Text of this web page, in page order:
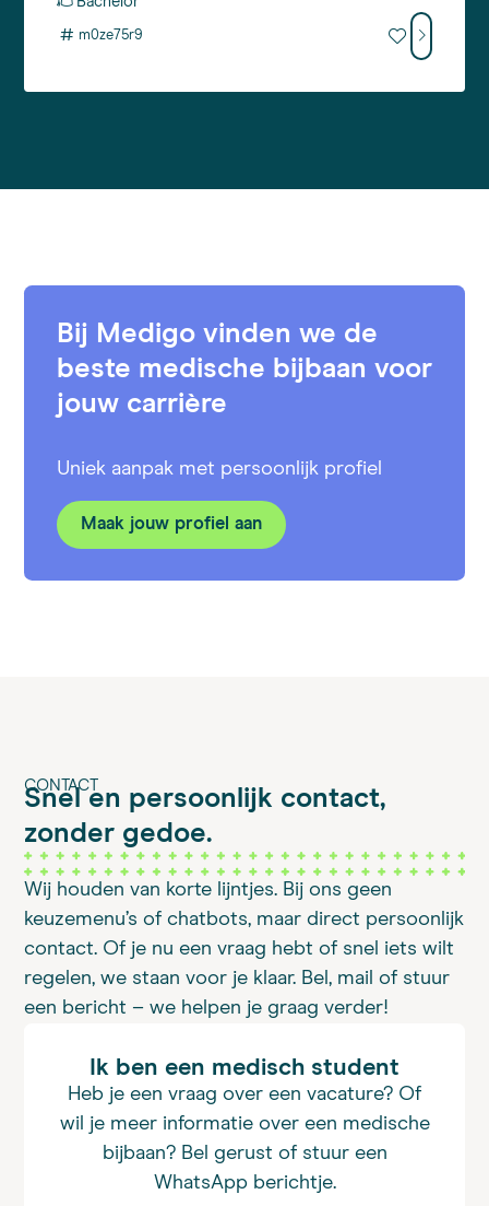
# m0ze75r9
Bij Medigo vinden we de
beste medische bijbaan voor
jouw carrière
Uniek aanpak met persoonlijk profiel
Maak jouw profiel aan
CONTACT
Snel en persoonlijk contact,
zonder gedoe.
Wij houden van korte lijntjes. Bij ons geen
keuzemenu’s of chatbots, maar direct persoonlijk
contact. Of je nu een vraag hebt of snel iets wilt
regelen, we staan voor je klaar. Bel, mail of stuur
een bericht – we helpen je graag verder!
Ik ben een medisch student
Heb je een vraag over een vacature? Of
wil je meer informatie over een medische
bijbaan? Bel gerust of stuur een
WhatsApp berichtje.